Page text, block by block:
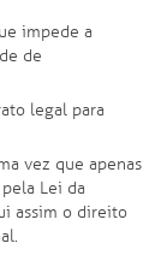
impede a
de
legal para
vez que apenas
Lei da
assim o direito